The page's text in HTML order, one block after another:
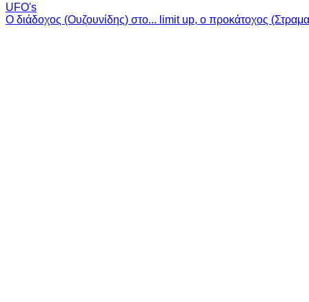
UFO's
Ο διάδοχος (Ουζουνίδης) στο... limit up, ο προκάτοχος